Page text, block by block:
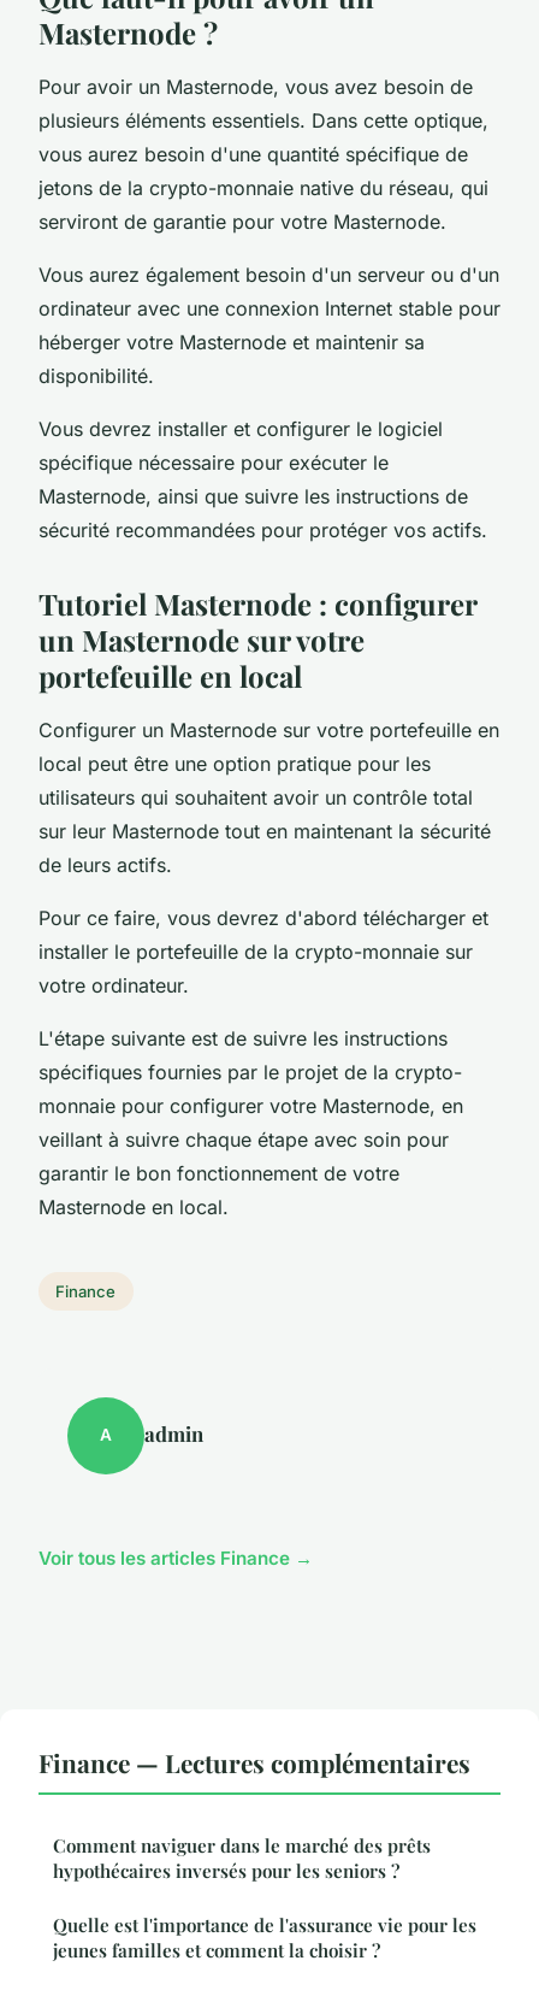
Masternode ?
Pour avoir un Masternode, vous avez besoin de
plusieurs éléments essentiels. Dans cette optique,
vous aurez besoin d'une quantité spécifique de
jetons de la crypto-monnaie native du réseau, qui
serviront de garantie pour votre Masternode.
Vous aurez également besoin d'un serveur ou d'un
ordinateur avec une connexion Internet stable pour
héberger votre Masternode et maintenir sa
disponibilité.
Vous devrez installer et configurer le logiciel
spécifique nécessaire pour exécuter le
Masternode, ainsi que suivre les instructions de
sécurité recommandées pour protéger vos actifs.
Tutoriel Masternode : configurer
un Masternode sur votre
portefeuille en local
Configurer un Masternode sur votre portefeuille en
local peut être une option pratique pour les
utilisateurs qui souhaitent avoir un contrôle total
sur leur Masternode tout en maintenant la sécurité
de leurs actifs.
Pour ce faire, vous devrez d'abord télécharger et
installer le portefeuille de la crypto-monnaie sur
votre ordinateur.
L'étape suivante est de suivre les instructions
spécifiques fournies par le projet de la crypto-
monnaie pour configurer votre Masternode, en
veillant à suivre chaque étape avec soin pour
garantir le bon fonctionnement de votre
Masternode en local.
Finance
A admin
Voir tous les articles Finance →
Finance — Lectures complémentaires
Comment naviguer dans le marché des prêts
hypothécaires inversés pour les seniors ?
Quelle est l'importance de l'assurance vie pour les
jeunes familles et comment la choisir ?